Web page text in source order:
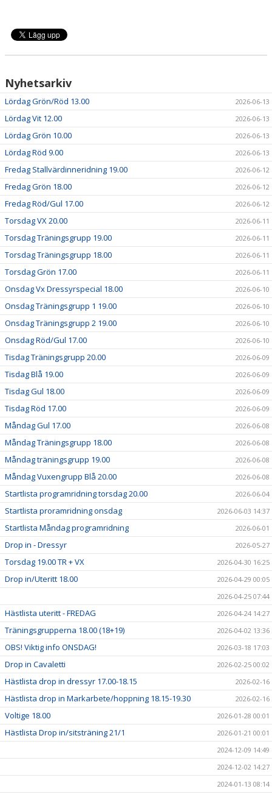
Nyhetsarkiv
Lördag Grön/Röd 13.00 2026-06-13
Lördag Vit 12.00 2026-06-13
Lördag Grön 10.00 2026-06-13
Lördag Röd 9.00 2026-06-13
Fredag Stallvärdinneridning 19.00 2026-06-12
Fredag Grön 18.00 2026-06-12
Fredag Röd/Gul 17.00 2026-06-12
Torsdag VX 20.00 2026-06-11
Torsdag Träningsgrupp 19.00 2026-06-11
Torsdag Träningsgrupp 18.00 2026-06-11
Torsdag Grön 17.00 2026-06-11
Onsdag Vx Dressyrspecial 18.00 2026-06-10
Onsdag Träningsgrupp 1 19.00 2026-06-10
Onsdag Träningsgrupp 2 19.00 2026-06-10
Onsdag Röd/Gul 17.00 2026-06-10
Tisdag Träningsgrupp 20.00 2026-06-09
Tisdag Blå 19.00 2026-06-09
Tisdag Gul 18.00 2026-06-09
Tisdag Röd 17.00 2026-06-09
Måndag Gul 17.00 2026-06-08
Måndag Träningsgrupp 18.00 2026-06-08
Måndag träningsgrupp 19.00 2026-06-08
Måndag Vuxengrupp Blå 20.00 2026-06-08
Startlista programridning torsdag 20.00 2026-06-04
Startlista proramridning onsdag 2026-06-03 14:37
Startlista Måndag programridning 2026-06-01
Drop in - Dressyr 2026-05-27
Torsdag 19.00 TR + VX 2026-04-30 16:25
Drop in/Uteritt 18.00
2026-04-29 00:05
2026-04-25 07:44
Hästlista uteritt - FREDAG 2026-04-24 14:27
Träningsgrupperna 18.00 (18+19) 2026-04-02 13:36
OBS! Viktig info ONSDAG! 2026-03-18 17:03
Drop in Cavaletti 2026-02-25 00:02
Hästlista drop in dressyr 17.00-18.15 2026-02-16
Hästlista drop in Markarbete/hoppning 18.15-19.30 2026-02-16
Voltige 18.00 2026-01-28 00:01
Hästlista Drop in/sitsträning 21/1
2026-01-21 00:01
2024-12-09 14:49
2024-12-02 14:27
2024-01-13 08:14